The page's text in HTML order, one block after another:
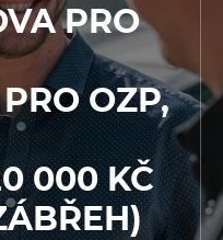
PRO
OZP,
000 KČ